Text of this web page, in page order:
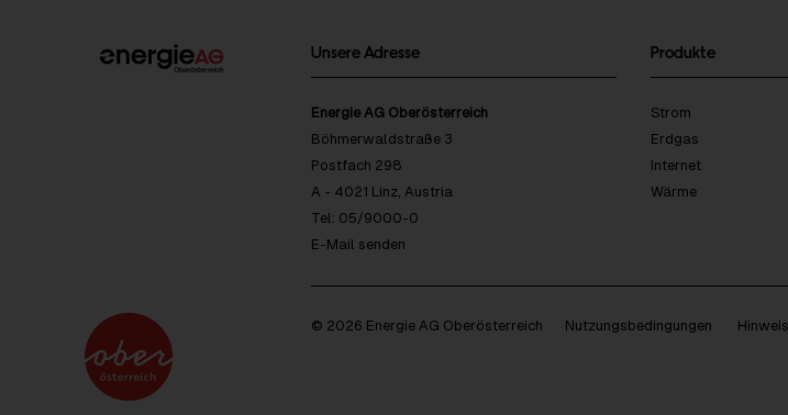
Unsere Adresse
Energie AG Oberösterreich
Böhmerwaldstraße 3
Postfach 298
A - 4021 Linz, Austria
Tel: 05/9000-0
E-Mail senden
Produkte
Strom
Erdgas
Internet
Wärme
© 2026 Energie AG Oberösterreich Nutzungsbedingungen